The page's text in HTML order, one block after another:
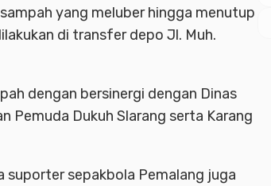
yang meluber hingga menutup
di transfer depo Jl. Muh.
dengan bersinergi dengan Dinas
Pemuda Dukuh Slarang serta Karang
suporter sepakbola Pemalang juga